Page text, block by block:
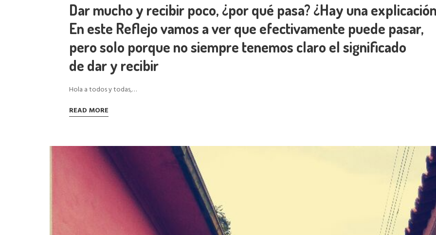
Dar mucho y recibir poco, ¿por qué pasa? ¿Hay una
En este Reflejo vamos a ver que efectivamente puede pasar,
pero solo porque no siempre tenemos claro el significado
de dar y recibir
Hola a todos y todas,…
READ MORE